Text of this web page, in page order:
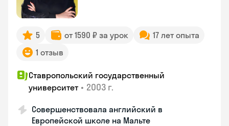
5 от 1590 ₽ за урок
17 лет опыта
1 отзыв
Ставропольский государственный
университет • 2003 г.
Совершенствовала английский в
Европейской школе на Мальте